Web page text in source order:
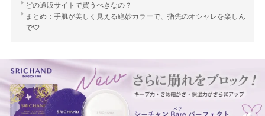
どの通販サイトで買うべきなの？
まとめ：手肌が美しく見える絶妙カラーで、指先のオシャレを楽しん
で♡